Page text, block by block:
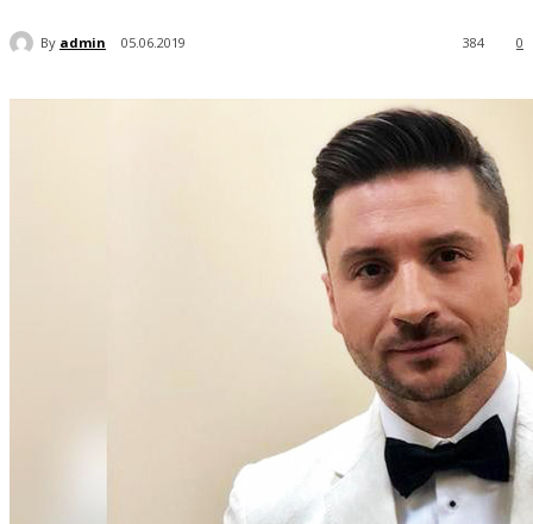
By admin 05.06.2019 0
384